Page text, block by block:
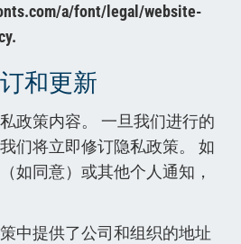
a/font/legal/website-
和更新
政策内容。 一旦我们进行的
们将立即修订隐私政策。 如
如同意）或其他个人通知，
中提供了公司和组织的地址